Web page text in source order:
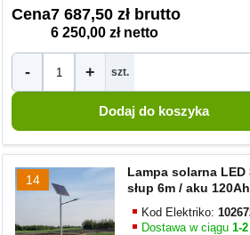
Cena7 687,50 zł brutto
6 250,00 zł netto
- + szt.
14
Lampa solarna LED
słup 6m / aku 120Ah
Kod Elektriko:
Dostawa w ciągu1-